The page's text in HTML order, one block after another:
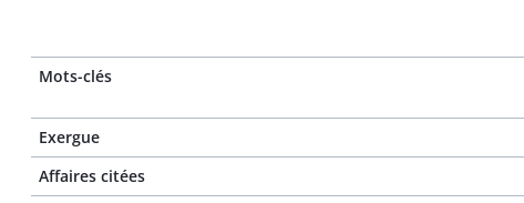
Mots-clés
Exergue
Affaires citées